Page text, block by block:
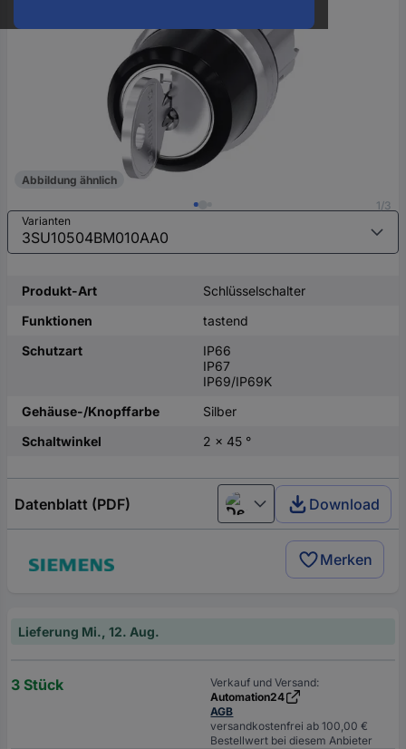
1/3
Abbildung ähnlich
Varianten
Produkt-Art
Schlüsselschalter
Funktionen
tastend
Schutzart
IP66
IP67
IP69/IP69K
Gehäuse-/Knopffarbe
Silber
Schaltwinkel
2 x 45 °
Datenblatt (PDF) Deutsch (Deutschland)
Download
Merken
Lieferung Mi., 12. Aug.
3 Stück
Verkauf und Versand:
Automation24
AGB
versandkostenfrei ab 100,00 €
Bestellwert bei diesem Anbieter